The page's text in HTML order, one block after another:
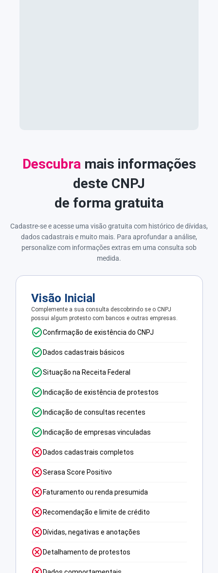
Descubramais informações
deste CNPJ
de forma gratuita
Cadastre-se e acesse uma visão gratuita com histórico de dívidas,
dados cadastrais e muito mais. Para aprofundar a análise,
personalize com informações extras em uma consulta sob
medida.
Visão Inicial
Complemente a sua consulta descobrindo se o CNPJ
possui algum protesto com bancos e outras empresas.
Confirmação de existência do CNPJ
Dados cadastrais básicos
Situação na Receita Federal
Indicação de existência de protestos
Indicação de consultas recentes
Indicação de empresas vinculadas
Dados cadastrais completos
Serasa Score Positivo
Faturamento ou renda presumida
Recomendação e limite de crédito
Dívidas, negativas e anotações
Detalhamento de protestos